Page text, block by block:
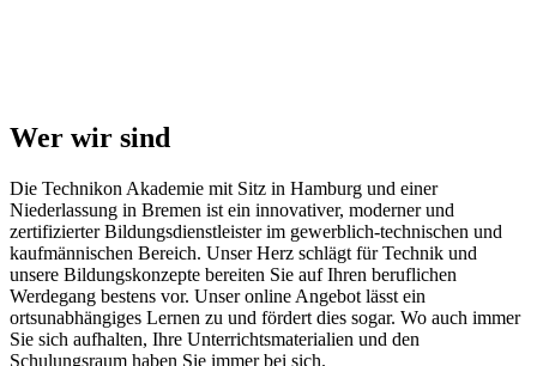
Wer wir sind
Die Technikon Akademie mit Sitz in Hamburg und einer
Niederlassung in Bremen ist ein innovativer, moderner und
zertifizierter Bildungsdienstleister im gewerblich-technischen und
kaufmännischen Bereich. Unser Herz schlägt für Technik und
unsere Bildungskonzepte bereiten Sie auf Ihren beruflichen
Werdegang bestens vor. Unser online Angebot lässt ein
ortsunabhängiges Lernen zu und fördert dies sogar. Wo auch immer
Sie sich aufhalten, Ihre Unterrichtsmaterialien und den
Schulungsraum haben Sie immer bei sich.